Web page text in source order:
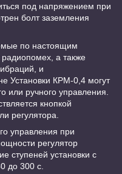
под напряжением при
болт заземления
по настоящим
а также
и
Установки КРМ-0,4 могут
или ручного управления.
кнопкой
регулятора.
при
регулятор
ступеней установки с
до 300 с.